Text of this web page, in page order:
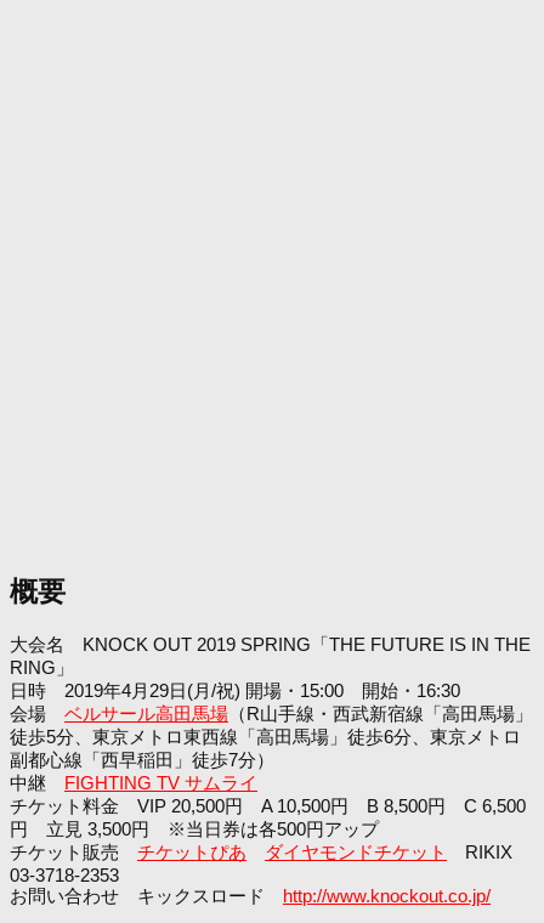
概要
大会名 KNOCK OUT 2019 SPRING「THE FUTURE IS IN THE
RING」
日時 2019年4月29日(月/祝) 開場・15:00 開始・16:30
会場 ベルサール高田馬場 （R山手線・西武新宿線「高田馬場」
徒歩5分、東京メトロ東西線「高田馬場」徒歩6分、東京メトロ
副都心線「西早稲田」徒歩7分）
中継 FIGHTING TV サムライ
チケット料金 VIP 20,500円 A 10,500円 B 8,500円 C 6,500
円 立見 3,500円 ※当日券は各500円アップ
チケット販売 チケットぴあ ダイヤモンドチケット
RIKIX
03-3718-2353
お問い合わせ キックスロード http://www.knockout.co.jp/